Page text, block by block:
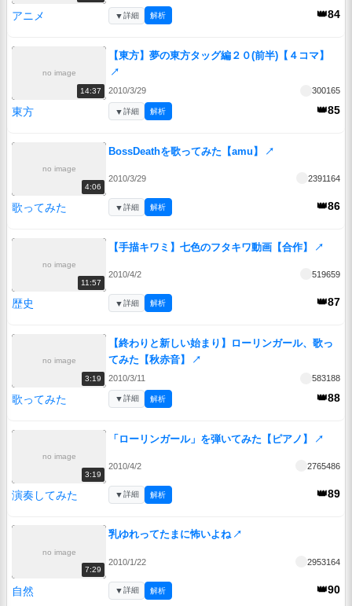
アニメ 👑84
▼詳細 解析
no image
14:37
【東方】夢の東方タッグ編２０(前半)【４コマ】
↗
2010/3/29 300165
東方 👑85
▼詳細 解析
no image
4:06
BossDeathを歌ってみた【amu】 ↗
2010/3/29 2391164
歌ってみた 👑86
▼詳細 解析
no image
11:57
【手描キワミ】七色のフタキワ動画【合作】 ↗
2010/4/2 519659
歴史 👑87
▼詳細 解析
no image
3:19
【終わりと新しい始まり】ローリンガール、歌っ
てみた【秋赤音】
↗
2010/3/11 583188
歌ってみた 👑88
▼詳細 解析
no image
3:19
「ローリンガール」を弾いてみた【ピアノ】 ↗
2010/4/2 2765486
演奏してみた 👑89
▼詳細 解析
no image
7:29
乳ゆれってたまに怖いよね ↗
2010/1/22 2953164
自然 👑90
▼詳細 解析